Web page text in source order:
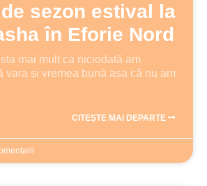
sezon estival la
în Eforie Nord
mai mult ca niciodată am
vara și vremea bună așa că nu am
CITEȘTE MAI DEPARTE